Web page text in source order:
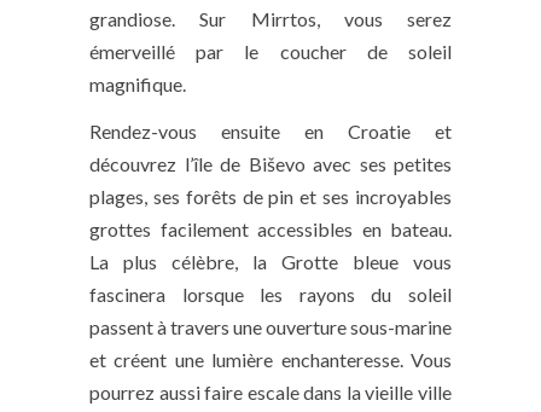
grandiose. Sur Mirrtos, vous serez
émerveillé par le coucher de soleil
magnifique.
Rendez-vous ensuite en Croatie et
découvrez l’île de Biševo avec ses petites
plages, ses forêts de pin et ses incroyables
grottes facilement accessibles en bateau.
La plus célèbre, la Grotte bleue vous
fascinera lorsque les rayons du soleil
passent à travers une ouverture sous-marine
et créent une lumière enchanteresse. Vous
pourrez aussi faire escale dans la vieille ville